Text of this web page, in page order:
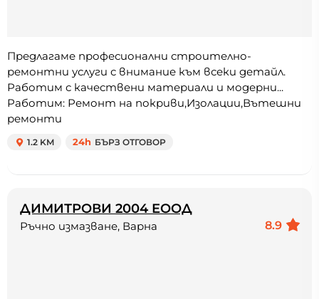
Предлагаме професионални строително-
ремонтни услуги с внимание към всеки детайл.
Работим с качествени материали и модерни...
Работим: Ремонт на покриви,Изолации,Вътешни
ремонти
1.2 KM 24h БЪРЗ ОТГОВОР
ДИМИТРОВИ 2004 ЕООД
8.9
Ръчно измазване, Варна